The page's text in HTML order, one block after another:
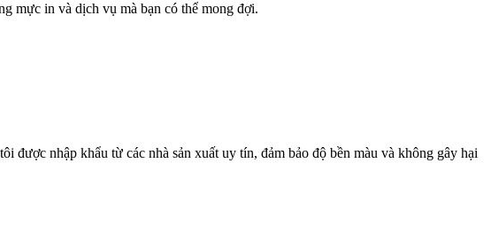
mực in và dịch vụ mà bạn có thể mong đợi.
nhập khẩu từ các nhà sản xuất uy tín, đảm bảo độ bền màu và không gây hại